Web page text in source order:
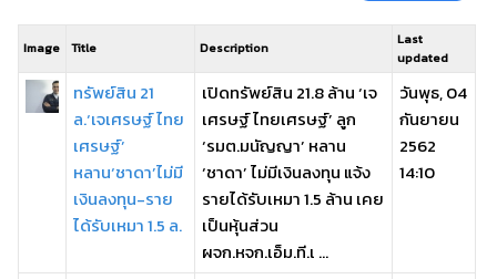
Image Title Description
Last
updated
ทรัพย์สิน 21
ล.‘เจเศรษฐ์ ไทย
เศรษฐ์’
หลาน‘ชาดา’ไม่มี
เงินลงทุน-ราย
ได้รับเหมา 1.5 ล.
เปิดทรัพย์สิน 21.8 ล้าน ‘เจ
เศรษฐ์ ไทยเศรษฐ์’ ลูก
‘รมต.มนัญญา’ หลาน
‘ชาดา’ ไม่มีเงินลงทุน แจ้ง
รายได้รับเหมา 1.5 ล้าน เคย
เป็นหุ้นส่วน
ผจก.หจก.เอ็ม.ที.เ ...
วันพุธ, 04
กันยายน
2562
14:10